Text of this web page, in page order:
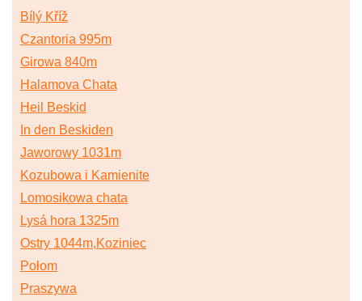
Bílý Kříž
Czantoria 995m
Girowa 840m
Halamova Chata
Heil Beskid
In den Beskiden
Jaworowy 1031m
Kozubowa i Kamienite
Lomosikowa chata
Lysá hora 1325m
Ostry 1044m,Koziniec
Połom
Praszywa